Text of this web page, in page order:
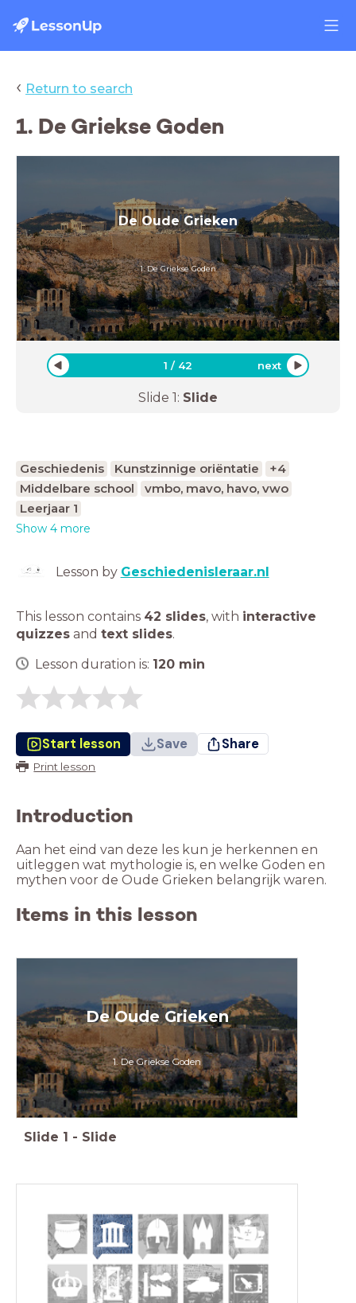
‹ Return to search
1. De Griekse Goden
De Oude Grieken
1. De Griekse Goden
1 / 42 next
Slide 1: Slide
Geschiedenis Kunstzinnige oriëntatie
+4
Middelbare school
vmbo, mavo, havo, vwo
Leerjaar 1
Show 4 more
Lesson by Geschiedenisleraar.nl
This lesson contains 42 slides, with interactive
quizzes and text slides.
Lesson duration is: 120 min
Start lesson Save Share
Print lesson
Introduction
Aan het eind van deze les kun je herkennen en
uitleggen wat mythologie is, en welke Goden en
mythen voor de Oude Grieken belangrijk waren.
Items in this lesson
De Oude Grieken
1. De Griekse Goden
Slide 1 - Slide